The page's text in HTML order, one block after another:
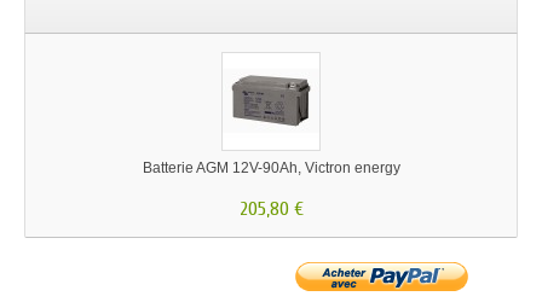
Batterie AGM 12V-90Ah, Victron energy
205,80 €